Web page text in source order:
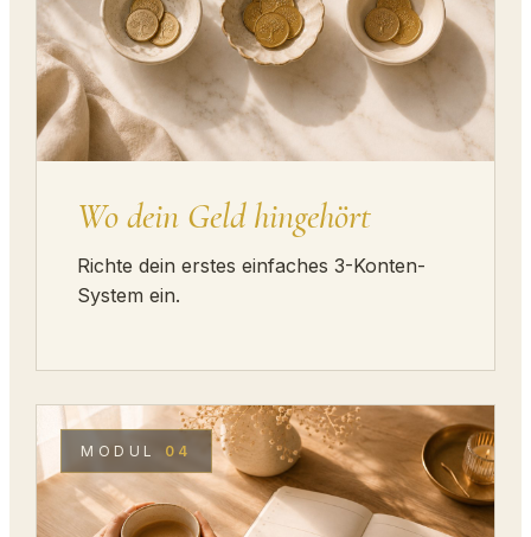
Wo dein Geld hingehört
Richte dein erstes einfaches 3-Konten-
System ein.
MODUL 04